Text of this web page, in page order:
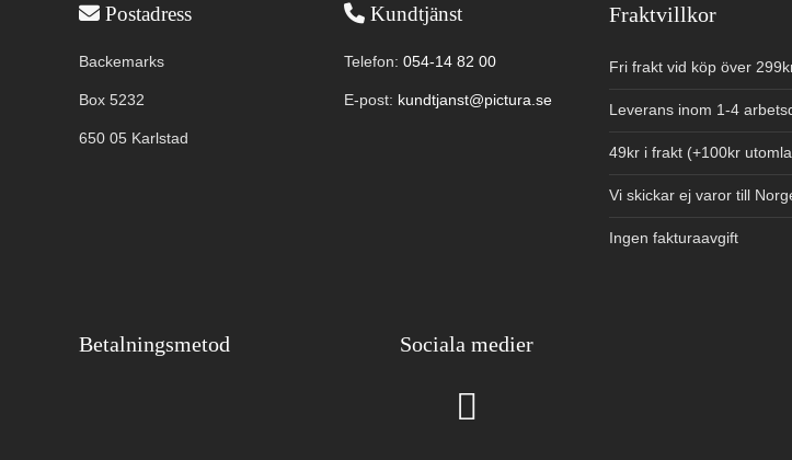
Användbar information
Postadress
Backemarks
Box 5232
650 05 Karlstad
Kundtjänst
Telefon: 054-14 82 00
E-post: kundtjanst@pictura.se
Fraktvillkor
Fri frakt vid köp över
Leverans inom 1-4
49kr i frakt (+100kr
Vi skickar ej varor till
Ingen fakturaavgift
Betalningsmetod Sociala medier